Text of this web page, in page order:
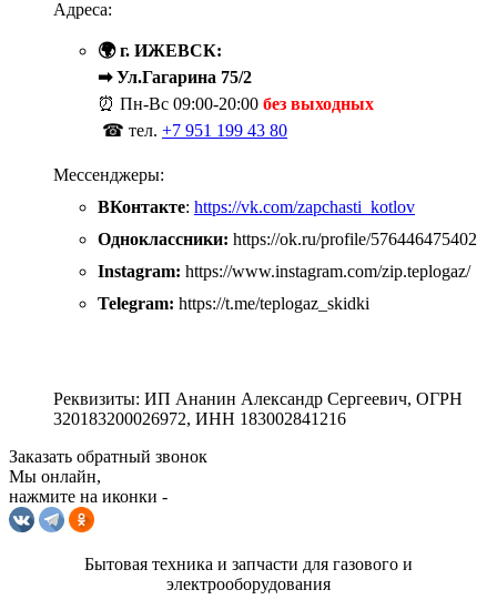
Адреса:
🌍 г. ИЖЕВСК:
➡ Ул.Гагарина 75/2
⏰ Пн-Вс 09:00-20:00 без выходных
☎ тел. +7 951 199 43 80
Мессенджеры:
ВКонтакте: https://vk.com/zapchasti_kotlov
Одноклассники: https://ok.ru/profile/576446475402
Instagram: https://www.instagram.com/zip.teplogaz/
Telegram: https://t.me/teplogaz_skidki
Реквизиты: ИП Ананин Александр Сергеевич, ОГРН
320183200026972, ИНН 183002841216
Заказать обратный звонок
Мы онлайн,
нажмите на иконки -
Бытовая техника и запчасти для газового и
электрооборудования